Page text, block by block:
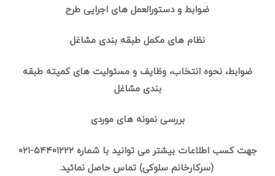
ضوابط و دستورالعمل های اجرایی طرح
نظام های مکمل طبقه بندی مشاغل
ضوابط، نحوه انتخاب، وظایف و مسئولیت های کمیته طبقه
بندی مشاغل
بررسی نمونه های موردی
جهت کسب اطلاعات بیشتر می توانید با شماره۵۴۴۰۱۲۲۲-۰۲۱
(سرکارخانم سلوکی) تماس حاصل نمائید.